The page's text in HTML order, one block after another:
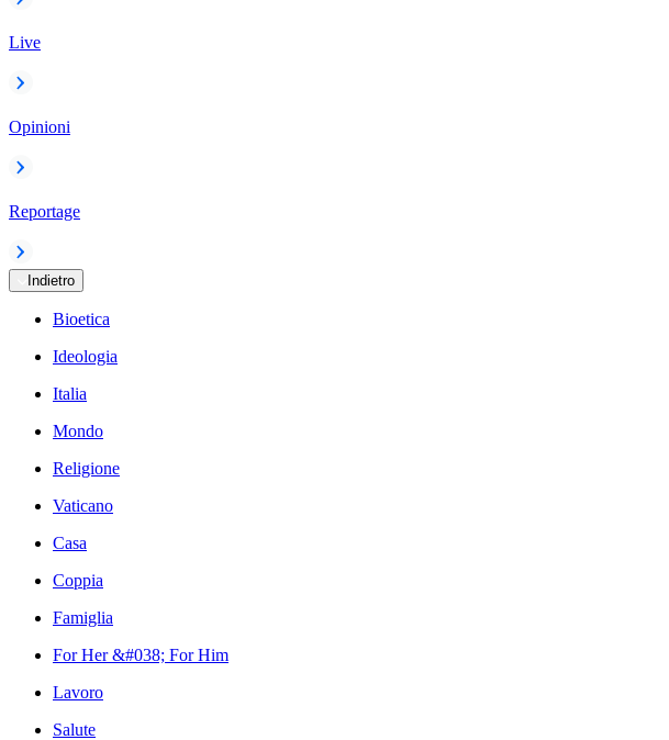
Live
Opinioni
Reportage
Indietro
Bioetica
Ideologia
Italia
Mondo
Religione
Vaticano
Casa
Coppia
Famiglia
For Her &#038; For Him
Lavoro
Salute